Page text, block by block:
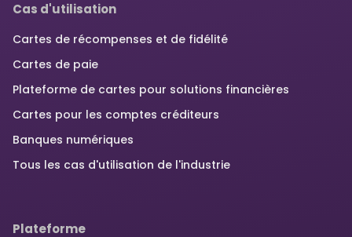
Cas d'utilisation
Cartes de récompenses et de fidélité
Cartes de paie
Plateforme de cartes pour solutions financières
Cartes pour les comptes créditeurs
Banques numériques
Tous les cas d'utilisation de l'industrie
Plateforme